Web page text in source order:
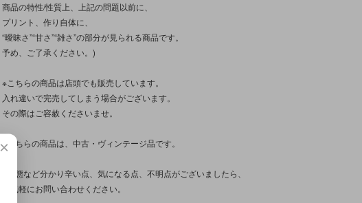
商品の特性/性質上、上記の問題以前に、
プリント、作り自体に、
“曖昧さ”“甘さ”“雑さ”の部分が見られる商品です。
予め、ご了承ください。)
※こちらの商品は店頭でも販売しています。
入れ違いで完売してしまう場合がございます。
その際はご容赦くださいませ。
※こちらの商品は、中古・ヴィンテージ品です。
※状態など分かり辛い点、気になる点、不明点がございましたら、
お気軽にお問い合わせください。
×